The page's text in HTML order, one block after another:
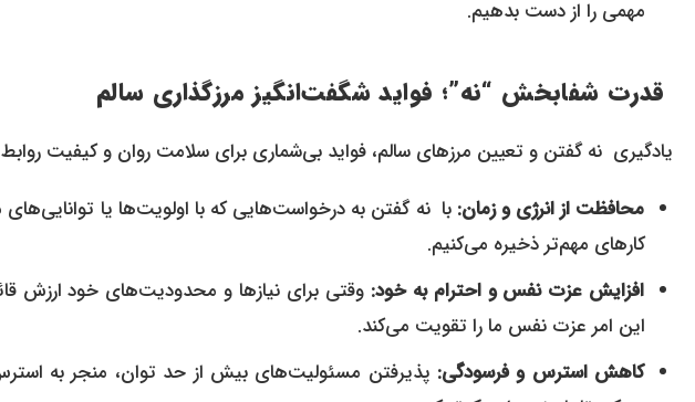
مهمی را از دست بدهیم.
قدرت شفابخش “نه”؛ فواید شگفت‌انگیز مرزگذاری سالم
یادگیری نه گفتن و تعیین مرزهای سالم، فواید بی‌شماری برای سلامت روان و کیفیت روابط
محافظت از انرژی و زمان:
کارهای مهم‌تر ذخیره می‌کنیم.
افزایش عزت نفس و احترام به خود:
این امر عزت نفس ما را تقویت می‌کند.
کاهش استرس و فرسودگی: